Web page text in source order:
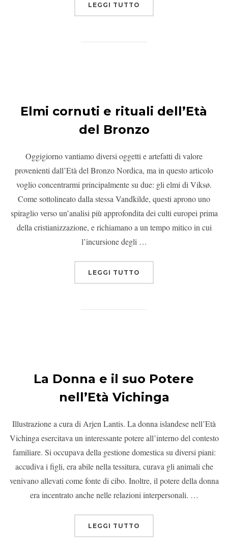
LEGGI TUTTO
Elmi cornuti e rituali dell’Età
del Bronzo
Oggigiorno vantiamo diversi oggetti e artefatti di valore
provenienti dall’Età del Bronzo Nordica, ma in questo articolo
voglio concentrarmi principalmente su due: gli elmi di Viksø.
Come sottolineato dalla stessa Vandkilde, questi aprono uno
spiraglio verso un’analisi più approfondita dei culti europei prima
della cristianizzazione, e richiamano a un tempo mitico in cui
l’incursione degli …
LEGGI TUTTO
La Donna e il suo Potere
nell’Età Vichinga
Illustrazione a cura di Arjen Lantis. La donna islandese nell’Età
Vichinga esercitava un interessante potere all’interno del contesto
familiare. Si occupava della gestione domestica su diversi piani:
accudiva i figli, era abile nella tessitura, curava gli animali che
venivano allevati come fonte di cibo. Inoltre, il potere della donna
era incentrato anche nelle relazioni interpersonali. …
LEGGI TUTTO